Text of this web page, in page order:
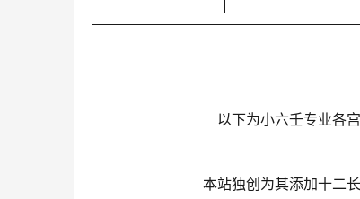
以下为小六壬专业各
本站独创为其添加十二